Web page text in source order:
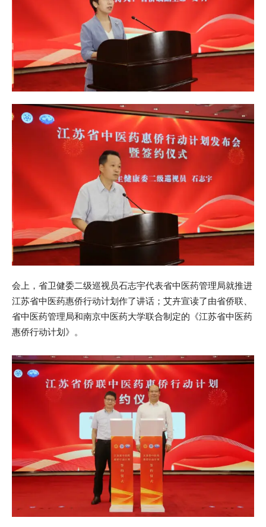
会上，省卫健委二级巡视员石志宇代表省中医药管理局就推进
江苏省中医药惠侨行动计划作了讲话；艾卉宣读了由省侨联、
省中医药管理局和南京中医药大学联合制定的《江苏省中医药
惠侨行动计划》。